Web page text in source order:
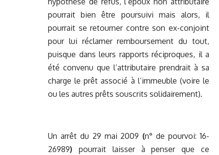
pourrait bien être poursuivi mais alors, il
pourrait se retourner contre son ex-conjoint
pour lui réclamer remboursement du tout,
puisque dans leurs rapports réciproques, il a
été convenu que l’attributaire prendrait à sa
charge le prêt associé à l’immeuble (voire le
ou les autres prêts souscrits solidairement).
Un arrêt du 29 mai 2009 (n° de pourvoi: 16-
26989) pourrait laisser à penser que ce